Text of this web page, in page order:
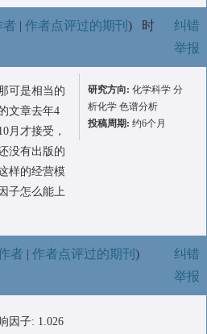
者 | 作者点评过的期刊 ) 时
纠错
举报
可是相当的
文章去年4
月才接受，
没有出版的
样的经营模
子怎么能上
研究方向: 化学科学 分
析化学 色谱分析
投稿周期: 约6个月
者 | 作者点评过的期刊 )
纠错
举报
因子: 1.026